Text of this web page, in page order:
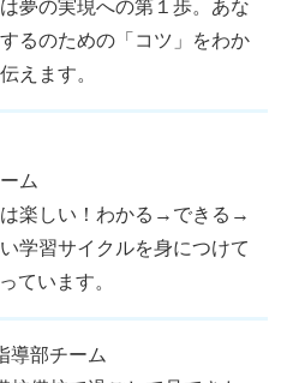
夢の実現への第１歩。あな
るのための「コツ」をわか
えます。
ム
楽しい！わかる→できる→
学習サイクルを身につけて
ています。
導部チーム